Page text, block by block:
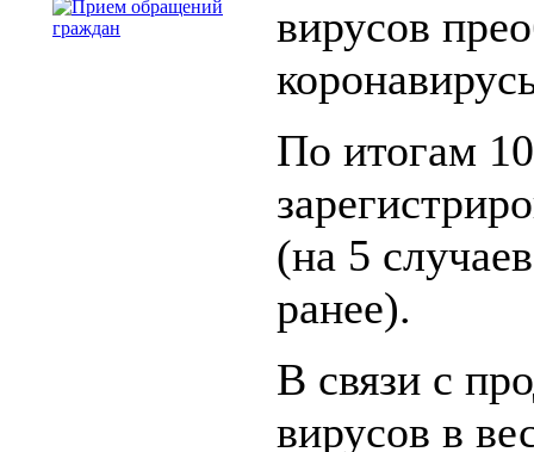
вирусов
По итогам
(на 5
ранее).
В связи с
вирусов в